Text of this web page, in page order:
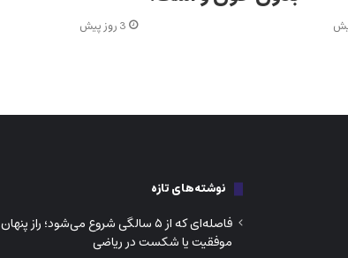
3 روز پیش
نوشته‌های تازه
فاصله‌ای که از ۵ سالگی شروع می‌شود؛ راز پنهان
موفقیت یا شکست در ریاضی